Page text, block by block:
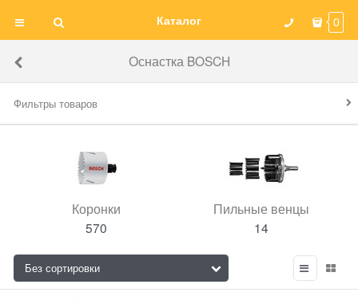
Каталог 0
Оснастка BOSCH
Фильтры товаров
Коронки
570
Пильные венцы
14